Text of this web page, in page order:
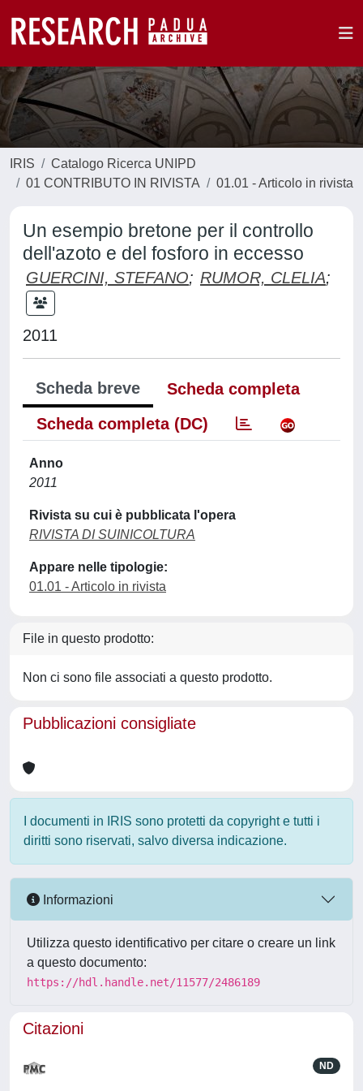
IRIS
Catalogo Ricerca UNIPD
01 CONTRIBUTO IN RIVISTA
01.01 - Articolo in rivista
Un esempio bretone per il controllo
dell'azoto e del fosforo in eccesso
GUERCINI, STEFANO; RUMOR, CLELIA;
2011
Scheda breve
Scheda completa
Scheda completa (DC)
Anno
2011
Rivista su cui è pubblicata l'opera
RIVISTA DI SUINICOLTURA
Appare nelle tipologie:
01.01 - Articolo in rivista
File in questo prodotto:
Non ci sono file associati a questo prodotto.
Pubblicazioni consigliate
I documenti in IRIS sono protetti da copyright e tutti i
diritti sono riservati, salvo diversa indicazione.
Informazioni
Utilizza questo identificativo per citare o creare un link
a questo documento:
https://hdl.handle.net/11577/2486189
Citazioni
ND